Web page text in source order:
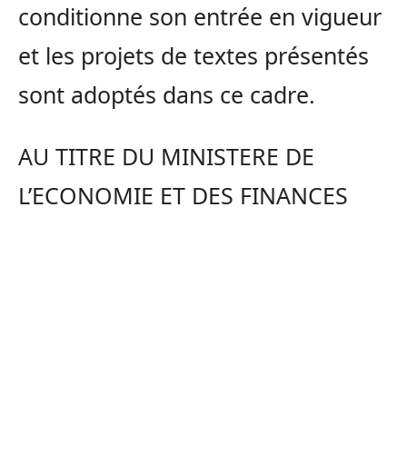
conditionne son entrée en vigueur
et les projets de textes présentés
sont adoptés dans ce cadre.
AU TITRE DU MINISTERE DE
L’ECONOMIE ET DES FINANCES